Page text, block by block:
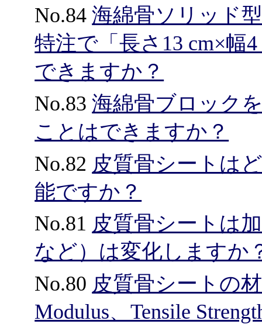
No.84海綿骨ソリッド
特注で「長さ13 cm×幅
できますか？
No.83海綿骨ブロック
ことはできますか？
No.82 皮質骨シートは
能ですか？
No.81 皮質骨シートは
など）は変化しますか
No.80 皮質骨シートの
Modulus、Tensile